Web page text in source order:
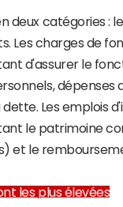
deux catégories :
Les charges de
d'assurer le
dépenses
Les emplois
le patrimoine
et le
les plus élevées